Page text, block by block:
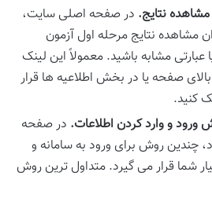
نتایج. در صفحه اصلی سایت،
مشاهده نتایج مرحله اول آزمون
سال ۱۴۰۴ یا عبارتی مشابه باشید. معمولاً این لینک
صفحه یا در بخش اطلاعیه ها قرار
کنید.
و وارد کردن اطلاعات. در صفحه
چندین روش برای ورود به سامانه و
شما قرار می گیرد. متداول ترین روش